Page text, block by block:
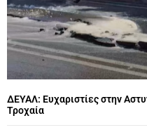
ΔΕΥΑΛ: Ευχαριστίες στην
Τροχαία